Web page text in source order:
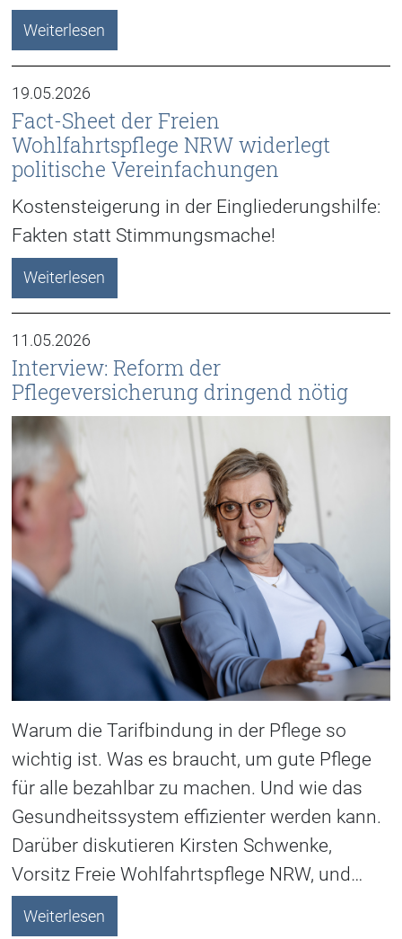
Weiterlesen
19.05.2026
Fact-Sheet der Freien
Wohlfahrtspflege NRW widerlegt
politische Vereinfachungen
Kostensteigerung in der Eingliederungshilfe:
Fakten statt Stimmungsmache!
Weiterlesen
11.05.2026
Interview: Reform der
Pflegeversicherung dringend nötig
Warum die Tarifbindung in der Pflege so
wichtig ist. Was es braucht, um gute Pflege
für alle bezahlbar zu machen. Und wie das
Gesundheitssystem effizienter werden kann.
Darüber diskutieren Kirsten Schwenke,
Vorsitz Freie Wohlfahrtspflege NRW, und…
Weiterlesen